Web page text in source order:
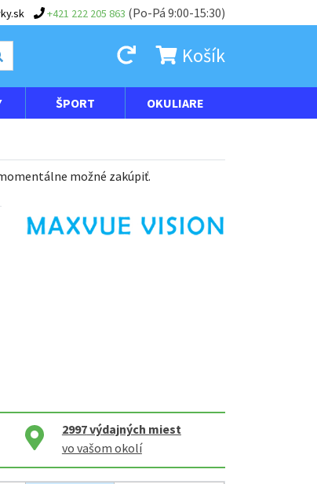
+421 222 205 863 (Po-Pá 9:00-15:30)
Košík
ŠPORT OKULIARE
možné zakúpiť.
2997výdajných miest
vo vašom okolí